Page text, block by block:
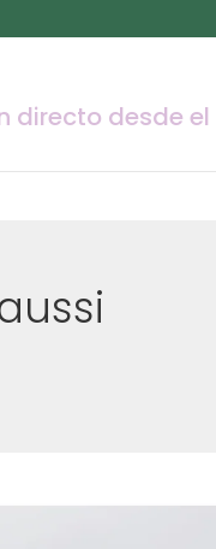
directo desde